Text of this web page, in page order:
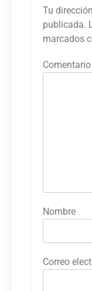
Tu
publicada.
marcados
Comentario
Nombre
Correo